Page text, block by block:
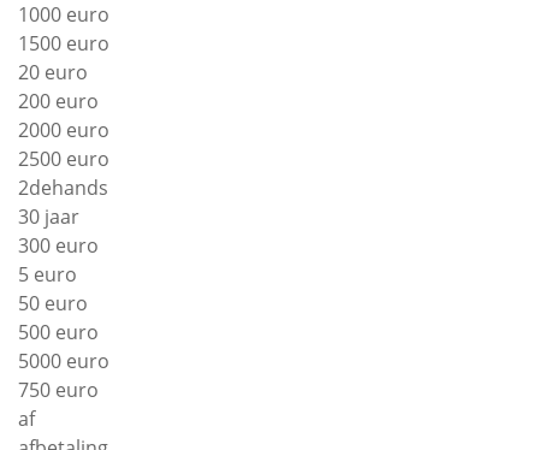
1000 euro
1500 euro
20 euro
200 euro
2000 euro
2500 euro
2dehands
30 jaar
300 euro
5 euro
50 euro
500 euro
5000 euro
750 euro
af